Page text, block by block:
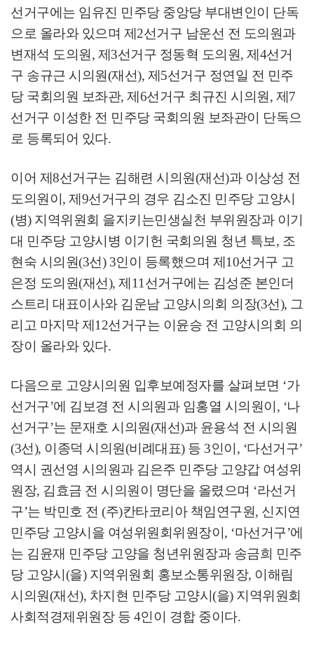
선거구에는 임유진 민주당 중앙당 부대변인이 단독
으로 올라와 있으며 제 2선거구 남운선 전 도의원과
변재석 도의원 , 제 3선거구 정동혁 도의원, 제 4선거
구 송규근 시의원(재선), 제 5선거구 정연일 전 민주
당 국회의원 보좌관, 제 6선거구 최규진 시의원 , 제 7
선거구 이성한 전 민주당 국회의원 보좌관이 단독으
로 등록되어 있다.
이어 제 8선거구는 김해련 시의원(재선)과 이상성 전
도의원이 , 제 9선거구의 경우 김소진 민주당 고양시
(병) 지역위원회 을지키는민생실천 부위원장과 이기
대 민주당 고양시병 이기헌 국회의원 청년 특보, 조
현숙 시의원(3선) 3인이 등록했으며 제 10선거구 고
은정 도의원(재선), 제 11 선거구에는 김성준 본인더
스트리 대표이사와 김운남 고양시의회 의장(3선), 그
리고 마지막 제 12선거구는 이윤승 전 고양시의회 의
장이 올라와 있다.
다음으로 고양시의원 입후보예정자를 살펴보면 ‘가
선거구’에 김보경 전 시의원과 임홍열 시의원이 , ‘나
선거구’는 문재호 시의원(재선)과 윤용석 전 시의원
(3선), 이종덕 시의원(비례대표) 등 3인이 , ‘다선거구’
역시 권선영 시의원과 김은주 민주당 고양갑 여성위
원장, 김효금 전 시의원이 명단을 올렸으며 ‘라선거
구’는 박민호 전 (주)칸타코리아 책임연구원, 신지연
민주당 고양시을 여성위원회위원장이 , ‘마선거구’에
는 김윤재 민주당 고양을 청년위원장과 송금희 민주
당 고양시 (을) 지역위원회 홍보소통위원장, 이해림
시의원(재선), 차지현 민주당 고양시 (을) 지역위원회
사회적경제위원장 등 4인이 경합 중이다.